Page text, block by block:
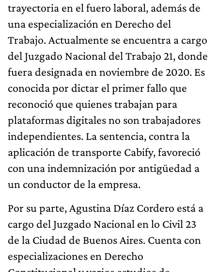
trayectoria en el fuero laboral, además de
una especialización en Derecho del
Trabajo. Actualmente se encuentra a cargo
del Juzgado Nacional del Trabajo 21, donde
fuera designada en noviembre de 2020. Es
conocida por dictar el primer fallo que
reconoció que quienes trabajan para
plataformas digitales no son trabajadores
independientes. La sentencia, contra la
aplicación de transporte Cabify, favoreció
con una indemnización por antigüedad a
un conductor de la empresa.
Por su parte, Agustina Díaz Cordero está a
cargo del Juzgado Nacional en lo Civil 23
de la Ciudad de Buenos Aires. Cuenta con
especializaciones en Derecho